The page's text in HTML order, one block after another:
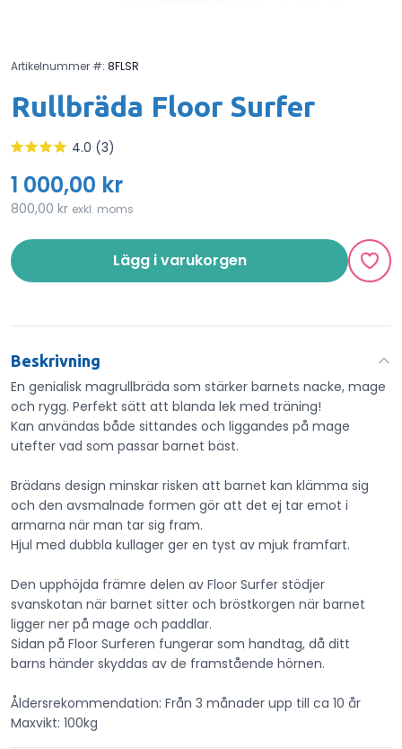
Artikelnummer #: 8FLSR
Rullbräda Floor Surfer
4.0 (3)
1 000,00 kr
800,00 kr exkl. moms
Lägg i varukorgen
Beskrivning
En genialisk magrullbräda som stärker barnets nacke, mage
och rygg. Perfekt sätt att blanda lek med träning!
Kan användas både sittandes och liggandes på mage
utefter vad som passar barnet bäst.
Brädans design minskar risken att barnet kan klämma sig
och den avsmalnade formen gör att det ej tar emot i
armarna när man tar sig fram.
Hjul med dubbla kullager ger en tyst av mjuk framfart.
Den upphöjda främre delen av Floor Surfer stödjer
svanskotan när barnet sitter och bröstkorgen när barnet
ligger ner på mage och paddlar.
Sidan på Floor Surferen fungerar som handtag, då ditt
barns händer skyddas av de framstående hörnen.
Åldersrekommendation: Från 3 månader upp till ca 10 år
Maxvikt: 100kg